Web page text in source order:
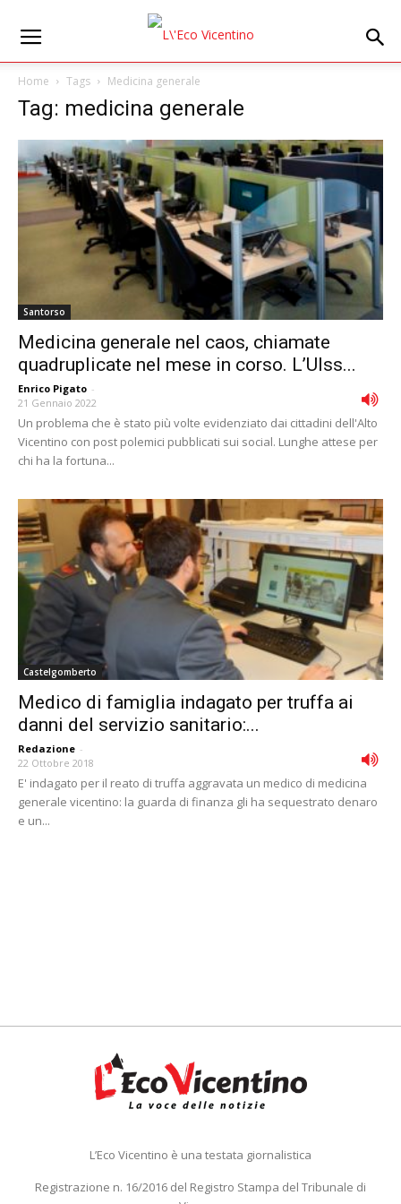
Home Tags Medicina generale
Tag: medicina generale
Santorso
Medicina generale nel caos, chiamate
quadruplicate nel mese in corso. L’Ulss...
Enrico Pigato -
21 Gennaio 2022
Un problema che è stato più volte evidenziato dai cittadini dell'Alto
Vicentino con post polemici pubblicati sui social. Lunghe attese per
chi ha la fortuna...
Castelgomberto
Medico di famiglia indagato per truffa ai
danni del servizio sanitario:...
Redazione -
22 Ottobre 2018
E' indagato per il reato di truffa aggravata un medico di medicina
generale vicentino: la guarda di finanza gli ha sequestrato denaro
e un...
L’Eco Vicentino è una testata giornalistica
Registrazione n. 16/2016 del Registro Stampa del Tribunale di